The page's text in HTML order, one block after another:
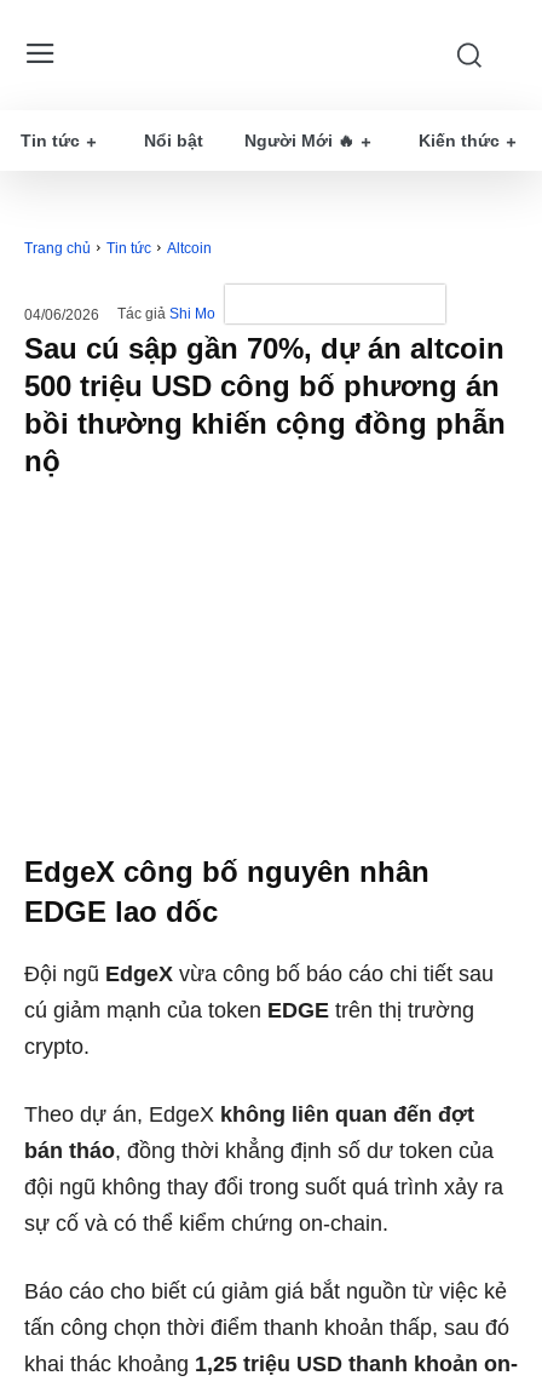
Tin tức Nổi bật Người Mới 🔥 Kiến thức
Trang chủ Tin tức Altcoin
04/06/2026 Tác giả Shi Mo
Sau cú sập gần 70%, dự án altcoin
500 triệu USD công bố phương án
bồi thường khiến cộng đồng phẫn
nộ
EdgeX công bố nguyên nhân
EDGE lao dốc
Đội ngũ EdgeX vừa công bố báo cáo chi tiết sau
cú giảm mạnh của token EDGE trên thị trường
crypto.
Theo dự án, EdgeX không liên quan đến đợt
bán tháo, đồng thời khẳng định số dư token của
đội ngũ không thay đổi trong suốt quá trình xảy ra
sự cố và có thể kiểm chứng on-chain.
Báo cáo cho biết cú giảm giá bắt nguồn từ việc kẻ
tấn công chọn thời điểm thanh khoản thấp, sau đó
khai thác khoảng 1,25 triệu USD thanh khoản on-